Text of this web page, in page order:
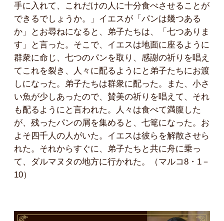
手に入れて、これだけの人に十分食べさせることが
できるでしょうか。」イエスが「パンは幾つある
か」とお尋ねになると、弟子たちは、「七つありま
す」と言った。そこで、イエスは地面に座るように
群衆に命じ、七つのパンを取り、感謝の祈りを唱え
てこれを裂き、人々に配るようにと弟子たちにお渡
しになった。弟子たちは群衆に配った。また、小さ
い魚が少しあったので、賛美の祈りを唱えて、それ
も配るようにと言われた。人々は食べて満腹した
が、残ったパンの屑を集めると、七篭になった。お
よそ四千人の人がいた。イエスは彼らを解散させら
れた。それからすぐに、弟子たちと共に舟に乗っ
て、ダルマヌタの地方に行かれた。（マルコ8・1－
10）